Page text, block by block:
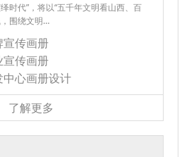
时代”，将以“五千年文明看山西、百
围绕文明…
宣传画册
宣传画册
心画册设计
了解更多